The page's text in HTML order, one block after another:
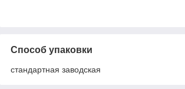
Способ упаковки
стандартная заводская